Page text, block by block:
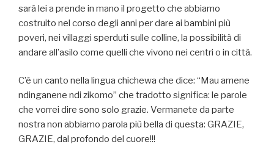
sarà lei a prende in mano il progetto che abbiamo
costruito nel corso degli anni per dare ai bambini più
poveri, nei villaggi sperduti sulle colline, la possibilità di
andare all’asilo come quelli che vivono nei centri o in città.
C’è un canto nella lingua chichewa che dice: “Mau amene
ndinganene ndi zikomo” che tradotto significa: le parole
che vorrei dire sono solo grazie. Vermanete da parte
nostra non abbiamo parola più bella di questa: GRAZIE,
GRAZIE, dal profondo del cuore!!!